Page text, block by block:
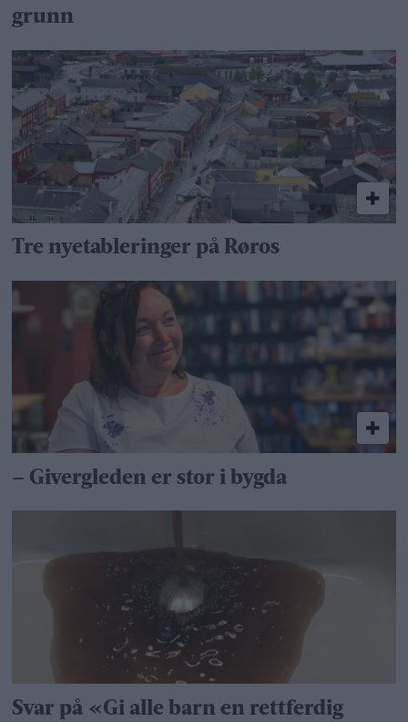
grunn
Tre nyetableringer på Røros
– Givergleden er stor i bygda
Svar på «Gi alle barn en rettferdig